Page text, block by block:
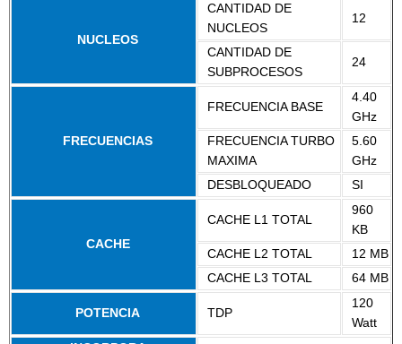
NUCLEOS
CANTIDAD DE
NUCLEOS
12
CANTIDAD DE
SUBPROCESOS
24
FRECUENCIAS
FRECUENCIA BASE
4.40
GHz
FRECUENCIA TURBO
MAXIMA
5.60
GHz
DESBLOQUEADO
SI
CACHE
CACHE L1 TOTAL
960
KB
CACHE L2 TOTAL
12 MB
CACHE L3 TOTAL
64 MB
POTENCIA TDP
120
Watt